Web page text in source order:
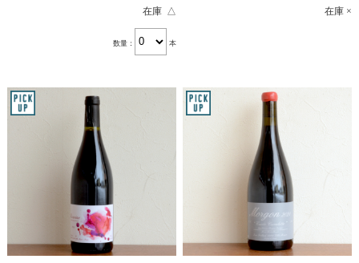
在庫 △
数量： 本
在庫 ×